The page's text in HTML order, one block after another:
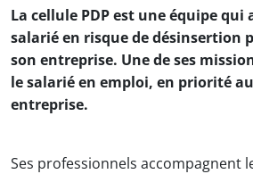
La cellule PDP est une équipe qui
salarié en risque de désinsertion
son entreprise. Une de ses
le salarié en emploi, en priorité
entreprise.
Ses professionnels accompagnent